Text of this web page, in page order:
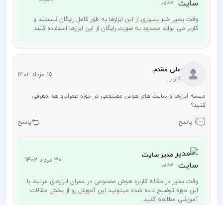
وقت بخیر خیر بسیاری از این ابزارها به طور کامل رایگان نیستند و
کاربر می تواند محدود به صورت رایگان از این ابزارها استفاده کنند.
علی مقدم
کاربر 15 مرداد 1402
میشه ابزارها و سایت های هوش مصنوعی در حوزه عمرانرو هم معرفی
کنید؟
1 پاسخ پاسخ
مدیر سایت
مدیر 30 مرداد 1402
وقت بخیر در مقاله کاربرد هوش مصنوعی در عمران ابزارهای مرتبط با
این حوزه توضیح داده شده میتونید این آموزش رو از بخش مقالات
آموزشی مطالعه کنید.